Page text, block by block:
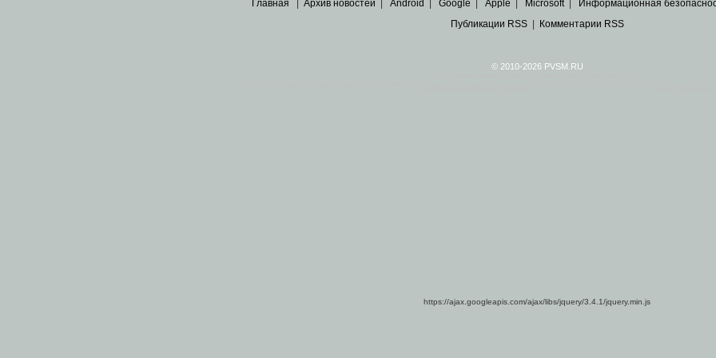
Главная Архив новостей Android Google Apple Microsoft| Информационная
Публикации RSS| Комментарии RSS
© 2010-2026 PVSM.RU
https://ajax.googleapis.com/ajax/libs/jquery/3.4.1/jquery.min.js